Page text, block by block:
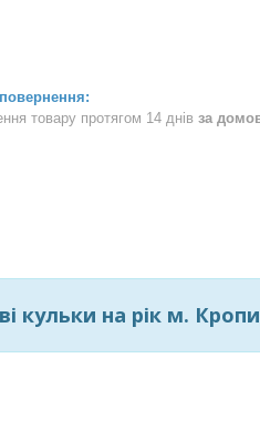
товару протягом 14 днів за
кульки на рік м.